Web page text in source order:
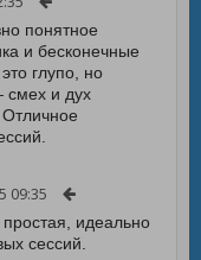
понятное
и бесконечные
глупо, но
смех и дух
09:35
идеально
сессий.